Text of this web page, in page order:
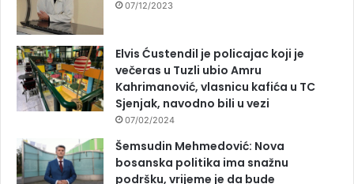
07/12/2023
Elvis Ćustendil je policajac koji je
večeras u Tuzli ubio Amru
Kahrimanović, vlasnicu kafića u TC
Sjenjak, navodno bili u vezi
07/02/2024
Šemsudin Mehmedović: Nova
bosanska politika ima snažnu
podršku, vrijeme je da bude